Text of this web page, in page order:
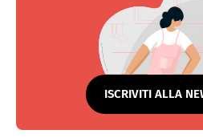
ISCRIVITI ALLA